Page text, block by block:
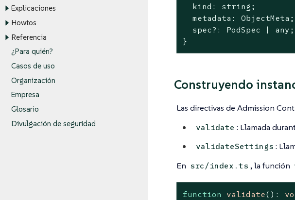
Explicaciones
Howtos
Referencia
¿Para quién?
Casos de uso
Organización
Empresa
Glosario
Divulgación de seguridad
  kind: string;
  metadata: ObjectMeta;
  spec?: PodSpec | any;
}
Construyendo
Las directivas de Admission
validate : Llamada
validateSettings :
En src/index.ts , la función
function validate( ):